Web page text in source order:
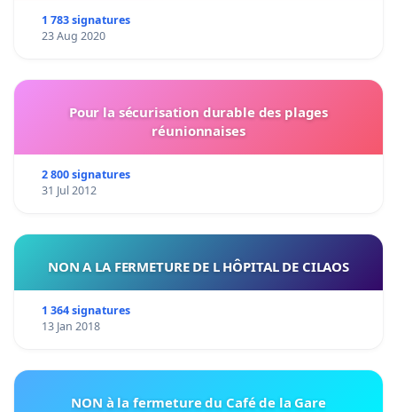
1 783 signatures
23 Aug 2020
Pour la sécurisation durable des plages
réunionnaises
2 800 signatures
31 Jul 2012
NON A LA FERMETURE DE L HÔPITAL DE CILAOS
1 364 signatures
13 Jan 2018
NON à la fermeture du Café de la Gare